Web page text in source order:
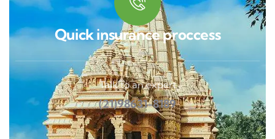
Quick insurance proccess
Talk to an expert
(21)98631-8189